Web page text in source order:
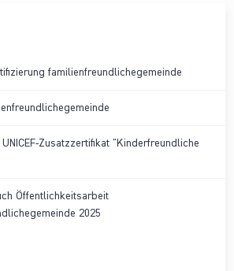
familienfreundlichegemeinde
UNICEF-Zusatzzertifikat "Kinderfreundliche
Öffentlichkeitsarbeit
2025